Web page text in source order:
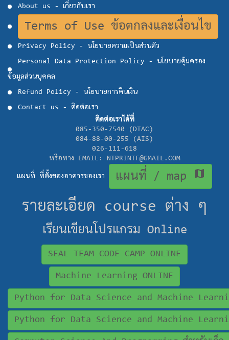
About us - เกี่ยวกับเรา
Terms of Use ข้อตกลงและเงื่อนไข
Privacy Policy - นโยบายความเป็นส่วนตัว
Personal Data Protection Policy - นโยบายคุ้มครอง
ข้อมูลส่วนบุคคล
Refund Policy - นโยบายการคืนเงิน
Contact us - ติดต่อเรา
ติดต่อเราได้ที่
085-350-7540 (DTAC)
084-88-00-255 (AIS)
026-111-618
หรือทาง EMAIL: NTPRINTF@GMAIL.COM
แผนที่ ที่ตั้งของอาคารของเรา แผนที่ / map map
รายละเอียด course ต่าง ๆ
เรียนเขียนโปรแกรม Online
SEAL TEAM CODE CAMP ONLINE
Machine Learning ONLINE
Python for Data Science and Machine
Python for Data Science and Machine